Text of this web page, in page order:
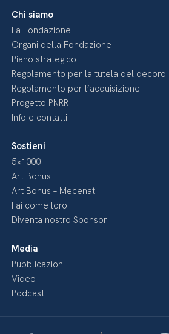
Chi siamo
La Fondazione
Organi della Fondazione
Piano strategico
Regolamento per la tutela del decoro
Regolamento per l’acquisizione
Progetto PNRR
Info e contatti
Sostieni
5×1000
Art Bonus
Art Bonus – Mecenati
Fai come loro
Diventa nostro Sponsor
Media
Pubblicazioni
Video
Podcast